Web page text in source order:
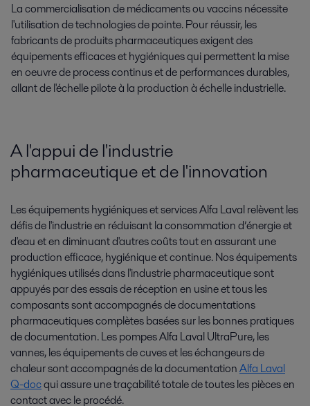
La commercialisation de médicaments ou vaccins nécessite
l'utilisation de technologies de pointe. Pour réussir, les
fabricants de produits pharmaceutiques exigent des
équipements efficaces et hygiéniques qui permettent la mise
en oeuvre de process continus et de performances durables,
allant de l'échelle pilote à la production à échelle industrielle.
A l'appui de l'industrie
pharmaceutique et de l'innovation
Les équipements hygiéniques et services Alfa Laval relèvent les
défis de l'industrie en réduisant la consommation d’énergie et
d'eau et en diminuant d'autres coûts tout en assurant une
production efficace, hygiénique et continue. Nos équipements
hygiéniques utilisés dans l'industrie pharmaceutique sont
appuyés par des essais de réception en usine et tous les
composants sont accompagnés de documentations
pharmaceutiques complètes basées sur les bonnes pratiques
de documentation. Les pompes Alfa Laval UltraPure, les
vannes, les équipements de cuves et les échangeurs de
chaleur sont accompagnés de la documentationAlfa Laval
Q-docqui assure une traçabilité totale de toutes les pièces en
contact avec le procédé.